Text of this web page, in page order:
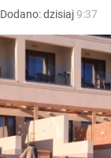
Dodano:dzisiaj9:37